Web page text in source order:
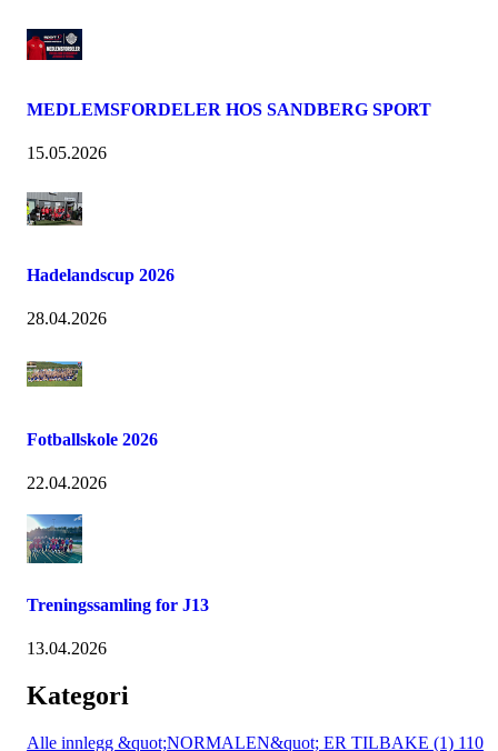
MEDLEMSFORDELER HOS SANDBERG SPORT
15.05.2026
Hadelandscup 2026
28.04.2026
Fotballskole 2026
22.04.2026
Treningssamling for J13
13.04.2026
Kategori
Alle innlegg &quot;NORMALEN&quot; ER TILBAKE (1) 110